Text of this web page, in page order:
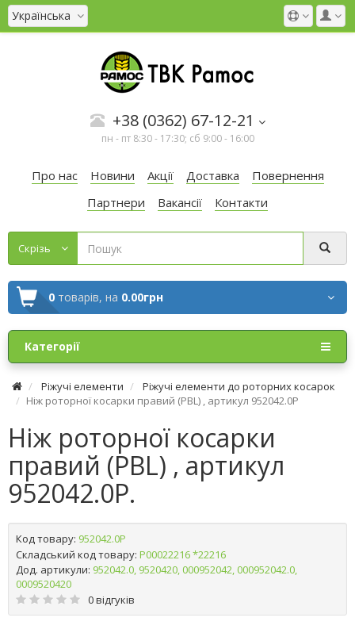
Українська
+38 (0362) 67-12-21
пн - пт 8:30 - 17:30; сб 9:00 - 16:00
Про нас Новини Акції Доставка
Повернення
Партнери
Вакансії Контакти
Cкрізь
0 товарів, на 0.00грн
Категорії
Ріжучі елементи
Ріжучі елементи до роторних косарок
Ніж роторної косарки правий (PBL) , артикул 952042.0P
Ніж роторної косарки
правий (PBL) , артикул
952042.0P.
Код товару: 952042.0P
Складський код товару: Р00022216 *22216
Дод. артикули: 952042.0, 9520420, 000952042, 000952042.0,
0009520420
0 відгуків